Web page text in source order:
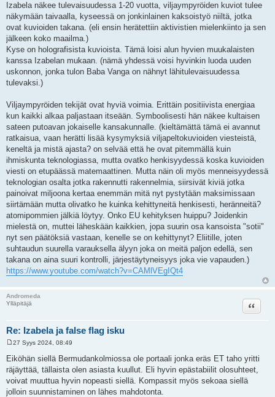
Izabela näkee tulevaisuudessa 1-20 vuotta, viljaympyröiden kuviot tulee
näkymään taivaalla, kyseessä on jonkinlainen kaksoistyö niiltä, jotka
ovat kuvioiden takana. (eli ensin herätettiin aktivistien mielenkiinto ja sen
jälkeen koko maailma.)
Kyse on holografisista kuvioista. Tämä loisi alun hyvien muukalaisten
kanssa Izabelan mukaan. (nämä yhdessä voisi hyvinkin luoda uuden
uskonnon, jonka tulon Baba Vanga on nähnyt lähitulevaisuudessa
tulevaksi.)
Viljaympyröiden tekijät ovat hyviä voimia. Erittäin positiivista energiaa
kun kaikki alkaa paljastaan itseään. Symboolisesti hän näkee kultaisen
sateen putoavan jokaiselle kansakunnalle. (kieltämättä tämä ei avannut
ratkaisua, vaan herätti lisää kysymyksiä viljapeltokuvioiden viesteistä,
keneltä ja mistä ajasta? on selvää että he ovat pitemmällä kuin
ihmiskunta teknologiassa, mutta ovatko henkisyydessä koska kuvioiden
viesti on etupäässä matemaattinen. Mutta näin oli myös menneisyydessä
teknologian osalta jotka rakennutti rakennelmia, siirsivät kiviä jotka
painoivat miljoona kertaa enemmän mitä nyt pystytään maksimissaan
siirtämään mutta olivatko he kuinka kehittyneitä henkisesti, heränneitä?
atomipommien jälkiä löytyy. Onko EU kehityksen huippu? Joidenkin
mielestä on, muttei läheskään kaikkien, jopa suurin osa kansoista "sotii"
nyt sen päätöksiä vastaan, kenelle se on kehittynyt? Eliitille, joten
suhtaudun suurella varauksella älyyn joka on meitä paljon edellä, sen
takana on aina suuri kontrolli, järjestäytyneisyys joka vie vapauden.)
https://www.youtube.com/watch?v=CAMlVEgIQt4
Andromeda
Ylläpitäjä
Re: Izabela ja false flag isku
Lainaa
i
e
s
i
27 Syys 2024, 08:49
Eiköhän siellä Bermudankolmiossa ole portaali jonka eräs ET taho yritti
räjäyttää, tällaista olen asiasta kuullut. Eli hyvin epästabiilit olosuhteet,
voivat muuttua hyvin nopeasti siellä. Kompassit myös sekoaa siellä
jolloin suunnistaminen on lähes mahdotonta.